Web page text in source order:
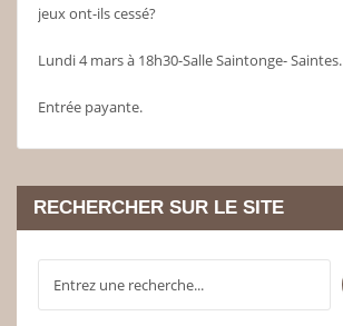
jeux ont-ils cessé?
Lundi 4 mars à 18h30-Salle Saintonge- Saintes.
Entrée payante.
RECHERCHER SUR LE SITE
RECHERCHER